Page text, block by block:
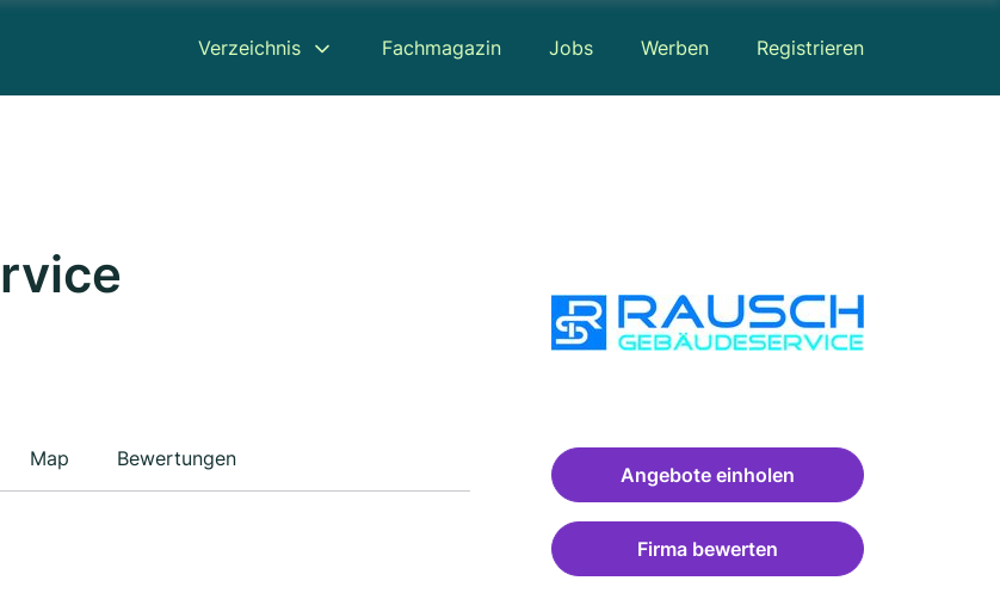
Verzeichnis Fachmagazin Jobs Werben Registrieren
Map Bewertungen
Angebote einholen
Firma bewerten